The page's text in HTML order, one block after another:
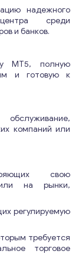
надежного
среди
и банков.
MT5, полную
и готовую к
компаний или
свою
на рынки,
регулируемую
требуется
торговое